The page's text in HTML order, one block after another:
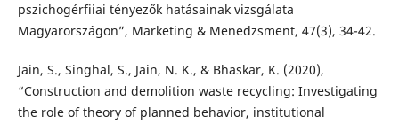
pszichogérfiiai tényezők hatásainak vizsgálata
Magyarországon”, Marketing & Menedzsment, 47(3), 34-42.
Jain, S., Singhal, S., Jain, N. K., & Bhaskar, K. (2020),
“Construction and demolition waste recycling: Investigating
the role of theory of planned behavior, institutional